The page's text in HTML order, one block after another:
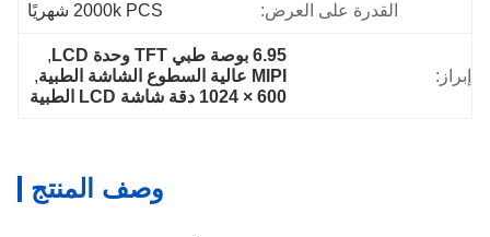
القدرة على العرض: 2000k PCS شهريًا
إبراز:
6.95 بوصة طبي TFT وحدة LCD
,
MIPI عالية السطوع الشاشة الطبية
,
600 × 1024 دقة شاشة LCD الطبية
وصف المنتج